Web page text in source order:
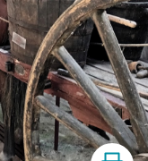
Imprimer